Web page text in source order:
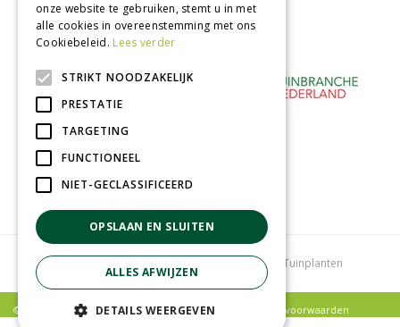
Kamerplanten Tuinplanten
© Poppelaars Tuincentrum |Privacy policy Algemene voorwaarden
onze website te gebruiken, stemt u in met
alle cookies in overeenstemming met ons
Cookiebeleid. Lees verder
STRIKT NOODZAKELIJK
PRESTATIE
TARGETING
FUNCTIONEEL
NIET-GECLASSIFICEERD
OPSLAAN EN SLUITEN
ALLES AFWIJZEN
DETAILS WEERGEVEN